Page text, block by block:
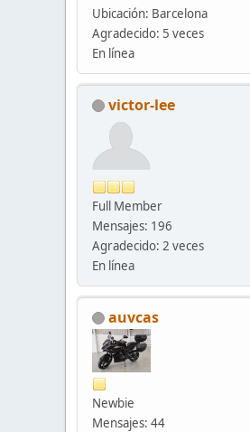
Ubicación: Barcelona
Agradecido: 5 veces
En línea
victor-lee
Full Member
Mensajes: 196
Agradecido: 2 veces
En línea
auvcas
Newbie
Mensajes: 44